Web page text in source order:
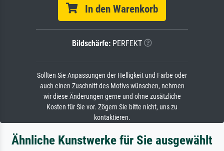
In den Warenkorb
Bildschärfe: PERFEKT
Sollten Sie Anpassungen der Helligkeit und Farbe oder
auch einen Zuschnitt des Motivs wünschen, nehmen
wir diese Änderungen gerne und ohne zusätzliche
Kosten für Sie vor. Zögern Sie bitte nicht, uns zu
kontaktieren.
Ähnliche Kunstwerke für Sie ausgewählt